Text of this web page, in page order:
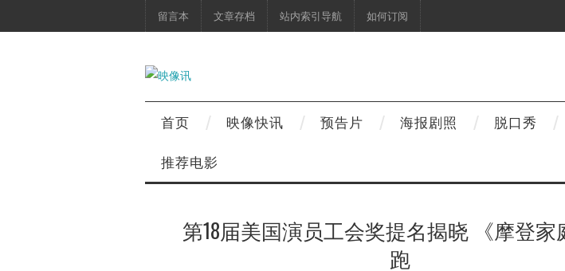
留言本 文章存档 站内索引导航 如何订阅
首页 映像快讯 预告片 海报剧照 脱口秀
推荐电影
第18届美国演员工会奖提名揭晓 《摩登家
跑